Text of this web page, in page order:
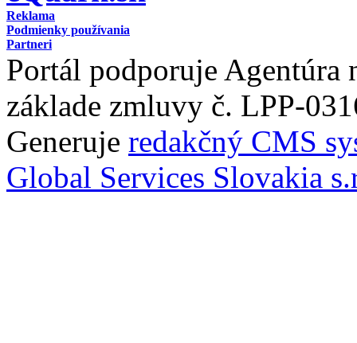
Reklama
Podmienky používania
Partneri
Portál podporuje Agentúra
základe zmluvy č. LPP-
Generuje redakčný CMS
Global Services Slovakia